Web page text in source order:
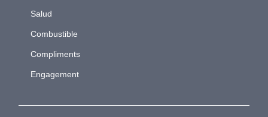
Salud
Combustible
Compliments
Engagement